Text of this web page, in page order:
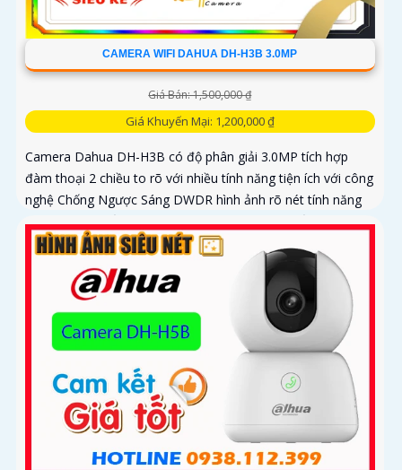
CAMERA WIFI DAHUA DH-H3B 3.0MP
Giá Bán: 1,500,000 ₫
Giá Khuyến Mại: 1,200,000 ₫
Camera Dahua DH-H3B có độ phân giải 3.0MP tích hợp
đàm thoại 2 chiều to rõ với nhiều tính năng tiện ích với công
nghệ Chống Ngược Sáng DWDR hình ảnh rõ nét tính năng
phát hiện chuyển động phân biệt người và chuyển động
khác, Hồng ngoại 10m cho giám sát ban đêm sắc nét dù
thiếu ánh sáng